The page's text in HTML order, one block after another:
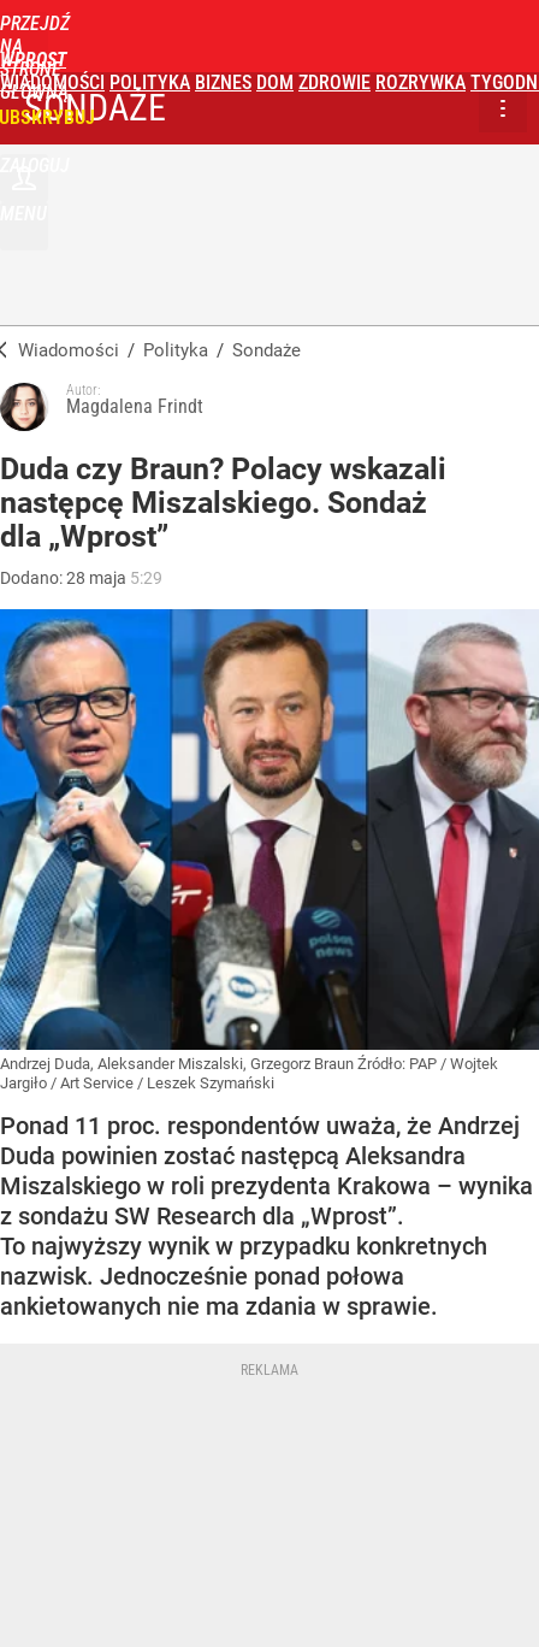
PRZEJDŹ
NA
STRONĘ
GŁÓWNĄ
WPROST
WIADOMOŚCI POLITYKA BIZNES DOM ZDROWIE ROZRYWKA
SONDAŻE
Wiadomości / Polityka / Sondaże
Autor:
Magdalena Frindt
Duda czy Braun? Polacy wskazali
następcę Miszalskiego. Sondaż
dla „Wprost”
Dodano:28 maja 5:29
Andrzej Duda, Aleksander Miszalski, Grzegorz Braun Źródło: PAP / Wojtek
Jargiło / Art Service / Leszek Szymański
Ponad 11 proc. respondentów uważa, że Andrzej
Duda powinien zostać następcą Aleksandra
Miszalskiego w roli prezydenta Krakowa – wynika
z sondażu SW Research dla „Wprost”.
To najwyższy wynik w przypadku konkretnych
nazwisk. Jednocześnie ponad połowa
ankietowanych nie ma zdania w sprawie.